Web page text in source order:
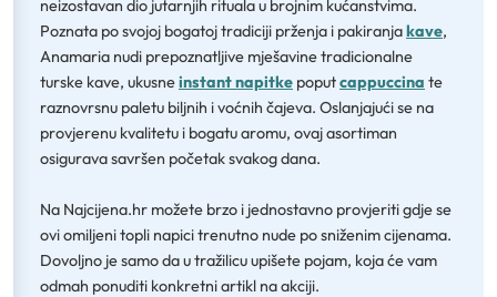
neizostavan dio jutarnjih rituala u brojnim kućanstvima.
Poznata po svojoj bogatoj tradiciji prženja i pakiranjakave,
Anamaria nudi prepoznatljive mješavine tradicionalne
turske kave, ukusneinstant napitke poputcappuccina te
raznovrsnu paletu biljnih i voćnih čajeva. Oslanjajući se na
provjerenu kvalitetu i bogatu aromu, ovaj asortiman
osigurava savršen početak svakog dana.
Na Najcijena.hr možete brzo i jednostavno provjeriti gdje se
ovi omiljeni topli napici trenutno nude po sniženim cijenama.
Dovoljno je samo da u tražilicu upišete pojam, koja će vam
odmah ponuditi konkretni artikl na akciji.